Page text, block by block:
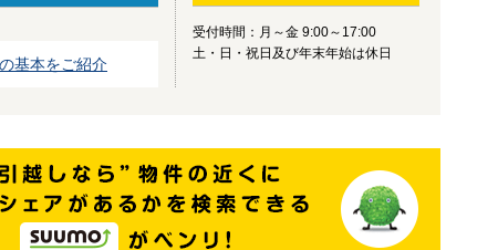
基本をご紹介
受付時間：月～金 9:00～17:00
土・日・祝日及び年末年始は休日